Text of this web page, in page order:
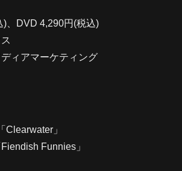
、DVD 4,290円(税込)
ィアマーケティング
Clearwater」
Funnies」